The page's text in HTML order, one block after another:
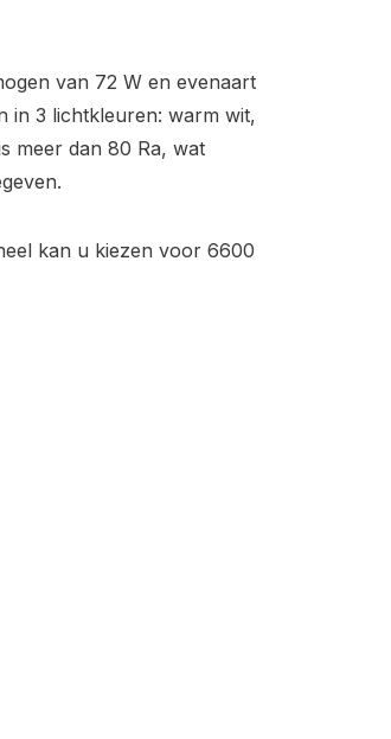
van 72 W en evenaart
in 3 lichtkleuren: warm wit,
meer dan 80 Ra, wat
kan u kiezen voor 6600